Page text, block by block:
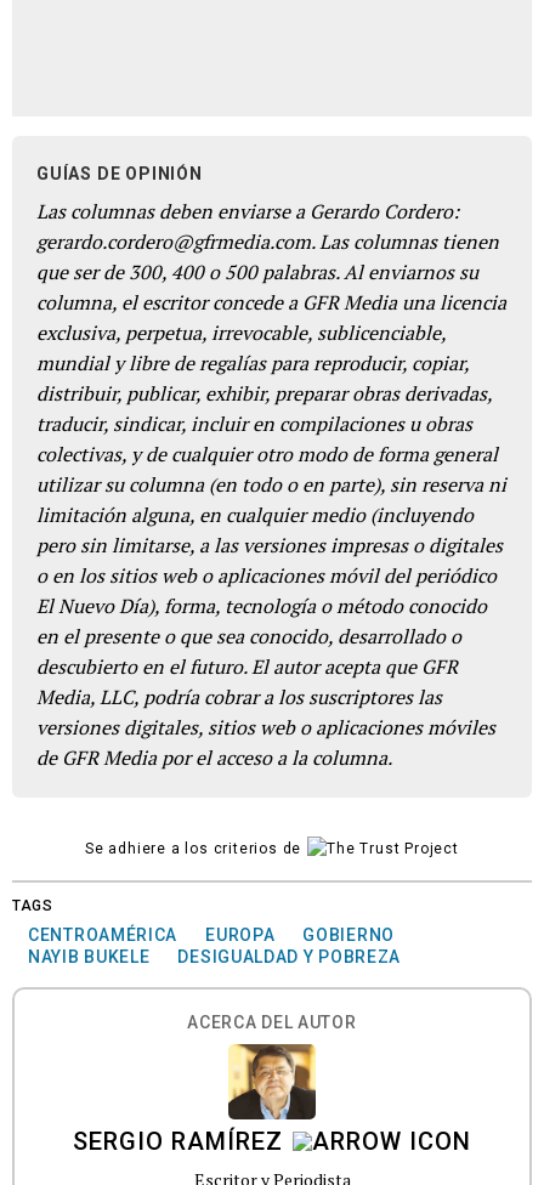
GUÍAS DE OPINIÓN
Las columnas deben enviarse a Gerardo Cordero:
gerardo.cordero@gfrmedia.com. Las columnas tienen
que ser de 300, 400 o 500 palabras. Al enviarnos su
columna, el escritor concede a GFR Media una licencia
exclusiva, perpetua, irrevocable, sublicenciable,
mundial y libre de regalías para reproducir, copiar,
distribuir, publicar, exhibir, preparar obras derivadas,
traducir, sindicar, incluir en compilaciones u obras
colectivas, y de cualquier otro modo de forma general
utilizar su columna (en todo o en parte), sin reserva ni
limitación alguna, en cualquier medio (incluyendo
pero sin limitarse, a las versiones impresas o digitales
o en los sitios web o aplicaciones móvil del periódico
El Nuevo Día), forma, tecnología o método conocido
en el presente o que sea conocido, desarrollado o
descubierto en el futuro. El autor acepta que GFR
Media, LLC, podría cobrar a los suscriptores las
versiones digitales, sitios web o aplicaciones móviles
de GFR Media por el acceso a la columna.
Se adhiere a los criterios de
TAGS
CENTROAMÉRICA EUROPA
GOBIERNO
NAYIB BUKELE
DESIGUALDAD Y POBREZA
ACERCA DEL AUTOR
SERGIO RAMÍREZ
Escritor y Periodista